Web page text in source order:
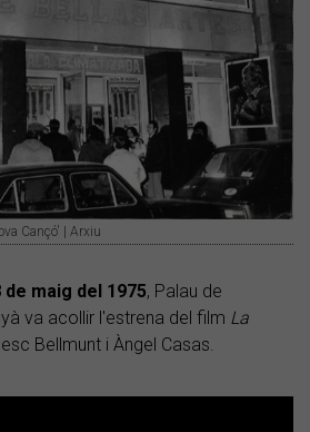
Cançó' | Arxiu
de maig del 1975, Palau de
va acollir l'estrena del film La
Bellmunt i Àngel Casas.